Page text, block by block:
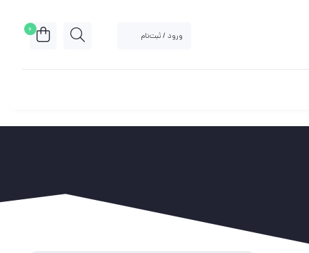
ورود / ثبت‌نام
0